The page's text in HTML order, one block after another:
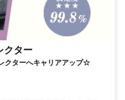
クター
クターへキャリアアップ☆